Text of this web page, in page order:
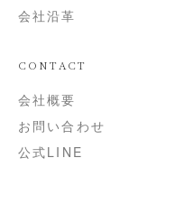
会社沿革
CONTACT
会社概要
お問い合わせ
公式LINE